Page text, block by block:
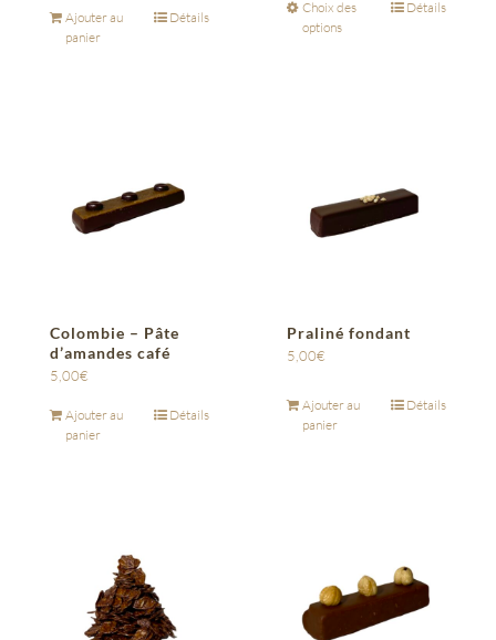
Ajouter au
panier
Détails
Choix des
options
Détails
Colombie – Pâte
d’amandes café
5,00€
Ajouter au
panier
Détails
Praliné fondant
5,00€
Ajouter au
panier
Détails